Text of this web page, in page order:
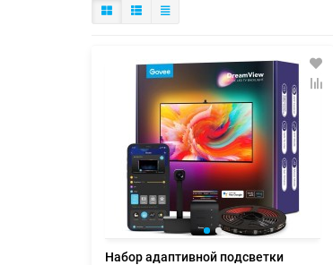
Набор адаптивной подсветки